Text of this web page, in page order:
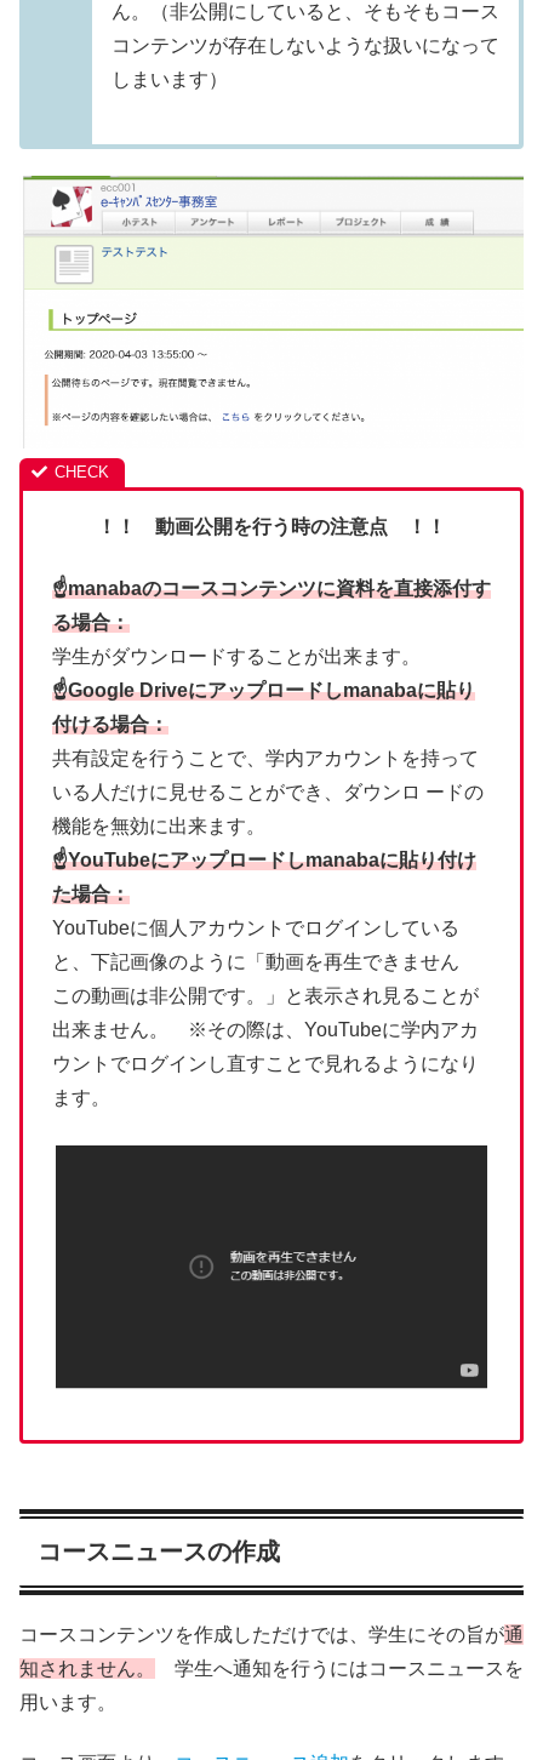
ん。（非公開にしていると、そもそもコース
コンテンツが存在しないような扱いになって
しまいます）
！！ 動画公開を行う時の注意点 ！！
☝manabaのコースコンテンツに資料を直接添付す
る場合：
学生がダウンロードすることが出来ます。
☝Google Driveにアップロードしmanabaに貼り
付ける場合：
共有設定を行うことで、学内アカウントを持って
いる人だけに見せることができ、ダウンロ ードの
機能を無効に出来ます。
☝YouTubeにアップロードしmanabaに貼り付け
た場合：
YouTubeに個人アカウントでログインしている
と、下記画像のように「動画を再生できません
この動画は非公開です。」と表示され見ることが
出来ません。 ※その際は、YouTubeに学内アカ
ウントでログインし直すことで見れるようになり
ます。
コースニュースの作成
コースコンテンツを作成しただけでは、学生にその旨が通
知されません。
学生へ通知を行うにはコースニュースを
用います。